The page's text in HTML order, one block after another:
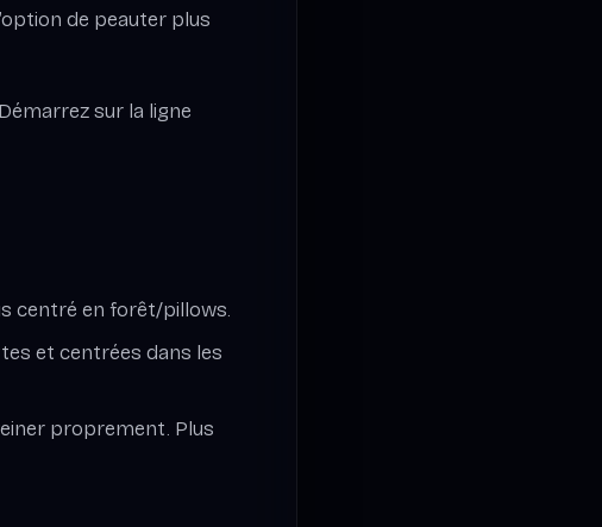
de peauter plus
sur la ligne
centré en forêt/pillows.
et centrées dans les
proprement. Plus